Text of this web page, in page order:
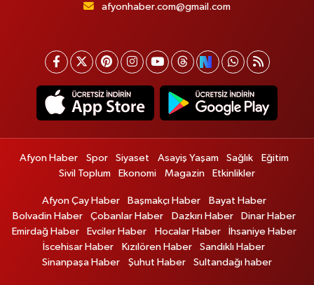
afyonhaber.com@gmail.com
Afyon Haber Spor Siyaset Asayiş Yaşam Sağlık
Eğitim
Sivil Toplum
Ekonomi Magazin Etkinlikler
Afyon Çay Haber Başmakçı Haber
Bayat Haber
Bolvadin Haber
Çobanlar Haber Dazkırı Haber
Dinar Haber
Emirdağ Haber
Evciler Haber Hocalar Haber
İhsaniye Haber
İscehisar Haber
Kızılören Haber
Sandıklı Haber
Sinanpaşa Haber
Şuhut Haber Sultandağı haber